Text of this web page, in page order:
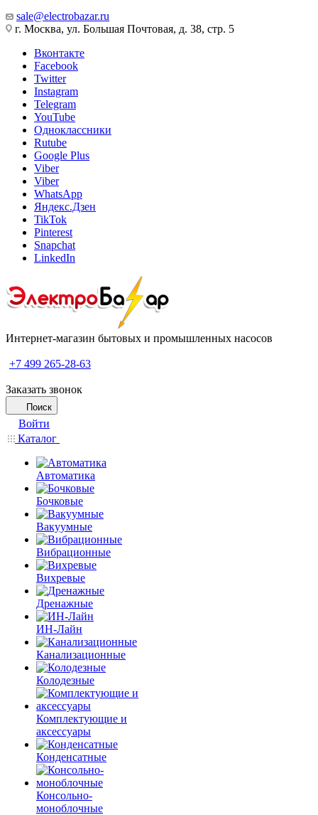
sale@electrobazar.ru
г. Москва, ул. Большая Почтовая, д. 38, стр. 5
Вконтакте
Facebook
Twitter
Instagram
Telegram
YouTube
Одноклассники
Rutube
Google Plus
Viber
Viber
WhatsApp
Яндекс.Дзен
TikTok
Pinterest
Snapchat
LinkedIn
Интернет-магазин бытовых и промышленных насосов
+7 499 265-28-63
Заказать звонок
Поиск
Войти
Каталог
Автоматика
Бочковые
Вакуумные
Вибрационные
Вихревые
Дренажные
ИН-Лайн
Канализационные
Колодезные
Комплектующие и
аксессуары
Конденсатные
Консольно-
моноблочные